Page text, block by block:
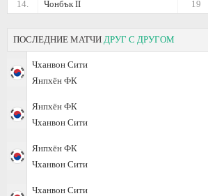
14.
Чонбък II 19
ПОСЛЕДНИЕ МАТЧИ ДРУГ С ДРУГОМ
Чханвон Сити
Янпхён ФК
Янпхён ФК
Чханвон Сити
Янпхён ФК
Чханвон Сити
Чханвон Сити